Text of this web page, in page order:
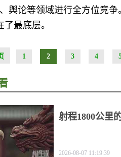
舆论等领域进行全方位竞
最底层。
1 2 3 4
射程1800公里
2026-08-07 11:19:39